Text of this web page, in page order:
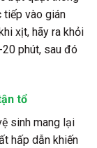
tiếp vào gián
xịt, hãy ra khỏi
phút, sau đó
tổ
sinh mang lại
hấp dẫn khiến